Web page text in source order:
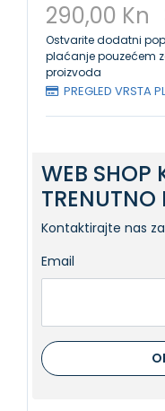
290,00 Kn
Ostvarite dodatni
plaćanje pouzećem
proizvoda
PREGLED VRSTA
WEB SHOP
Kontaktirajte nas
Email